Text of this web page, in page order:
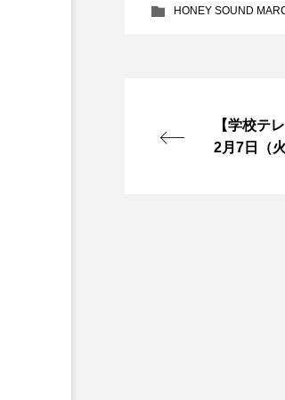
ダミアーノ
ナースコー
HONEY SOUND
【学校テ
2月7日（